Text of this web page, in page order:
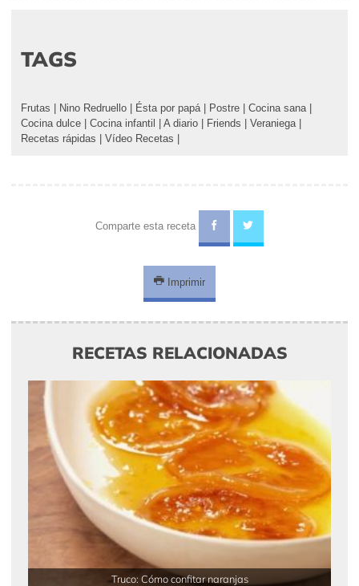
TAGS
Frutas Nino Redruello Ésta por papá| Postre Cocina sana|
Cocina dulce
Cocina infantil A diario Friends Veraniega|
Recetas rápidas
Vídeo Recetas
Comparte esta receta
Imprimir
RECETAS RELACIONADAS
Truco: Cómo confitar naranjas